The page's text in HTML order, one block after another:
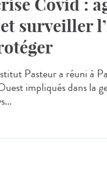
Covid :
surveiller
Pasteur a réuni à
impliqués dans la